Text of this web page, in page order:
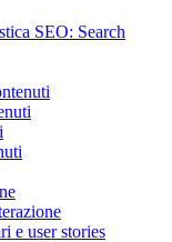
SEO: Search
e user stories